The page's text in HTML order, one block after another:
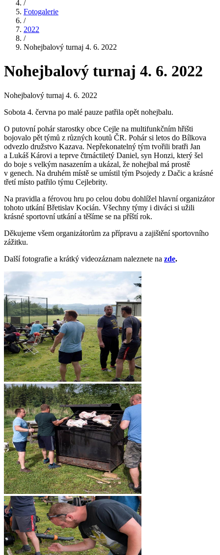
/
Fotogalerie
/
2022
/
Nohejbalový turnaj 4. 6. 2022
Nohejbalový turnaj 4. 6. 2022
Nohejbalový turnaj 4. 6. 2022
Sobota 4. června po malé pauze patřila opět nohejbalu.
O putovní pohár starostky obce Cejle na multifunkčním hřišti
bojovalo pět týmů z různých koutů ČR. Pohár si letos do Bílkova
odvezlo družstvo Kazava. Nepřekonatelný tým tvořili bratři Jan
a Lukáš Károvi a teprve čtrnáctiletý Daniel, syn Honzi, který šel
do boje s velkým nasazením a ukázal, že nohejbal má prostě
v genech. Na druhém místě se umístil tým Psojedy z Dačic a krásné
třetí místo patřilo týmu Cejlebrity.
Na pravidla a férovou hru po celou dobu dohlížel hlavní organizátor
tohoto utkání Břetislav Kocián. Všechny týmy i diváci si užili
krásné sportovní utkání a těšíme se na příští rok.
Děkujeme všem organizátorům za přípravu a zajištění sportovního
zážitku.
Další fotografie a krátký videozáznam naleznete na zde.